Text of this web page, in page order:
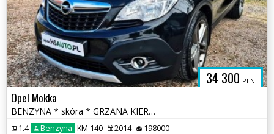
34 300 PLN
Opel Mokka
BENZYNA * skóra * GRZANA KIEROWNICA * kamera * FULL * okazja
1.4 Benzyna KM 140 2014 198000